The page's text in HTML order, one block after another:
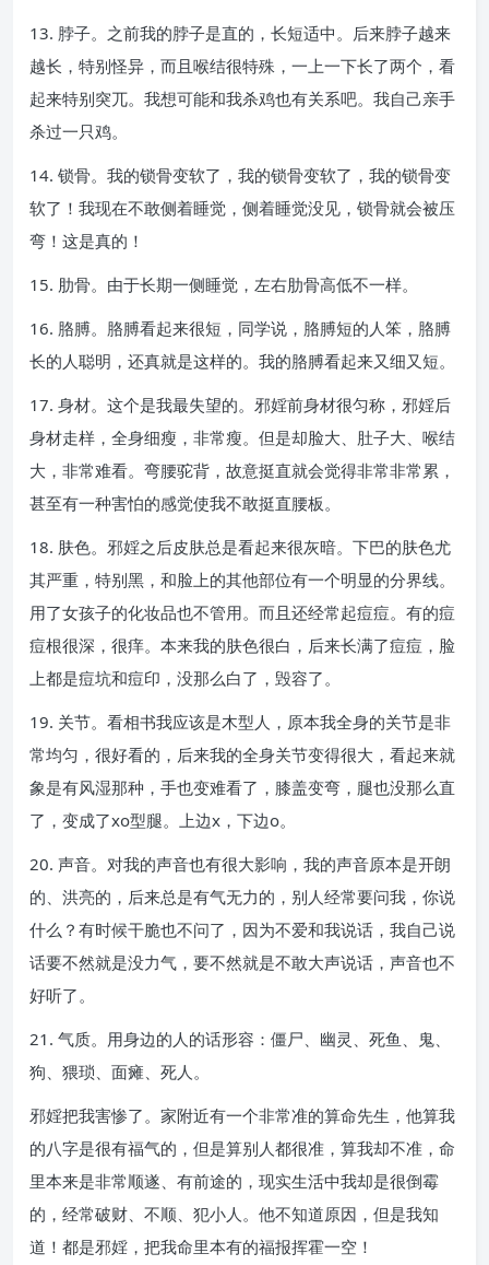
13. 脖子。之前我的脖子是直的，长短适中。后来脖子越来
越长，特别怪异，而且喉结很特殊，一上一下长了两个，看
起来特别突兀。我想可能和我杀鸡也有关系吧。我自己亲手
杀过一只鸡。
14. 锁骨。我的锁骨变软了，我的锁骨变软了，我的锁骨变
软了！我现在不敢侧着睡觉，侧着睡觉没见，锁骨就会被压
弯！这是真的！
15. 肋骨。由于长期一侧睡觉，左右肋骨高低不一样。
16. 胳膊。胳膊看起来很短，同学说，胳膊短的人笨，胳膊
长的人聪明，还真就是这样的。我的胳膊看起来又细又短。
17. 身材。这个是我最失望的。邪婬前身材很匀称，邪婬后
身材走样，全身细瘦，非常瘦。但是却脸大、肚子大、喉结
大，非常难看。弯腰驼背，故意挺直就会觉得非常非常累，
甚至有一种害怕的感觉使我不敢挺直腰板。
18. 肤色。邪婬之后皮肤总是看起来很灰暗。下巴的肤色尤
其严重，特别黑，和脸上的其他部位有一个明显的分界线。
用了女孩子的化妆品也不管用。而且还经常起痘痘。有的痘
痘根很深，很痒。本来我的肤色很白，后来长满了痘痘，脸
上都是痘坑和痘印，没那么白了，毁容了。
19. 关节。看相书我应该是木型人，原本我全身的关节是非
常均匀，很好看的，后来我的全身关节变得很大，看起来就
象是有风湿那种，手也变难看了，膝盖变弯，腿也没那么直
了，变成了xo型腿。上边x，下边o。
20. 声音。对我的声音也有很大影响，我的声音原本是开朗
的、洪亮的，后来总是有气无力的，别人经常要问我，你说
什么？有时候干脆也不问了，因为不爱和我说话，我自己说
话要不然就是没力气，要不然就是不敢大声说话，声音也不
好听了。
21. 气质。用身边的人的话形容：僵尸、幽灵、死鱼、鬼、
狗、猥琐、面瘫、死人。
邪婬把我害惨了。家附近有一个非常准的算命先生，他算我
的八字是很有福气的，但是算别人都很准，算我却不准，命
里本来是非常顺遂、有前途的，现实生活中我却是很倒霉
的，经常破财、不顺、犯小人。他不知道原因，但是我知
道！都是邪婬，把我命里本有的福报挥霍一空！